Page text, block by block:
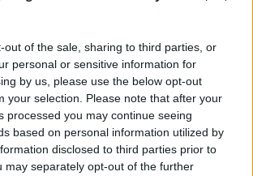
out of the sale, sharing to third parties, or
personal or sensitive information for
by us, please use the below opt-out
your selection. Please note that after your
processed you may continue seeing
based on personal information utilized by
disclosed to third parties prior to
may separately opt-out of the further
: Ikke fryseegnet
: Maibritt
: 2005-12-03
2026-03-01